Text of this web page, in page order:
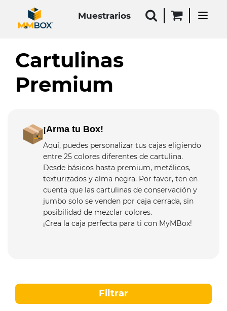
Muestrarios
Cartulinas
Premium
¡Arma tu Box!
Aquí, puedes personalizar tus cajas eligiendo
entre 25 colores diferentes de cartulina.
Desde básicos hasta premium, metálicos,
texturizados y alma negra. Por favor, ten en
cuenta que las cartulinas de conservación y
jumbo solo se venden por caja cerrada, sin
posibilidad de mezclar colores.
¡Crea la caja perfecta para ti con MyMBox!
Filtrar